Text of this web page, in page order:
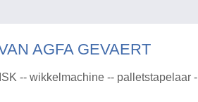
AGFA GEVAERT
-- wikkelmachine -- palletstapelaar -